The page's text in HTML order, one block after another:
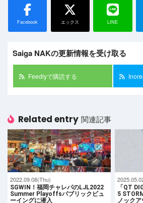
Facebook エックス LINE
Saiga NAKの更新情報を受け取る
Feedlyで購読する
Related entry 関連記事
2022.09.08(Thu)
SGWIN！福岡チャレパのLJL2022
Summer Playoffsパブリックビュ
ーイングに潜入
「QT
5
ノック